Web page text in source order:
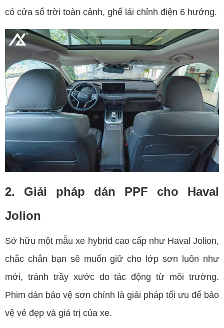
có cửa sổ trời toàn cảnh, ghế lái chỉnh điện 6 hướng.
2. Giải pháp dán PPF cho Haval
Jolion
Sở hữu một mẫu xe hybrid cao cấp như Haval Jolion,
chắc chắn bạn sẽ muốn giữ cho lớp sơn luôn như
mới, tránh trầy xước do tác động từ môi trường.
Phim dán bảo vệ sơn chính là giải pháp tối ưu để bảo
vệ vẻ đẹp và giá trị của xe.